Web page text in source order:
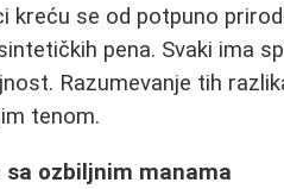
kreću se od potpuno
pena. Svaki ima
Razumevanje tih
tenom.
ozbiljnim manama